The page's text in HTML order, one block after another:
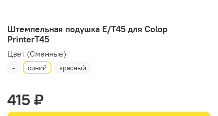
Штемпельная подушка E/Т45 для Colop
PrinterТ45
Цвет (Сменные)
- синий красный
415 ₽